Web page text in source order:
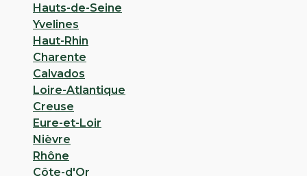
Hauts-de-Seine
Yvelines
Haut-Rhin
Charente
Calvados
Loire-Atlantique
Creuse
Eure-et-Loir
Nièvre
Rhône
Côte-d'Or